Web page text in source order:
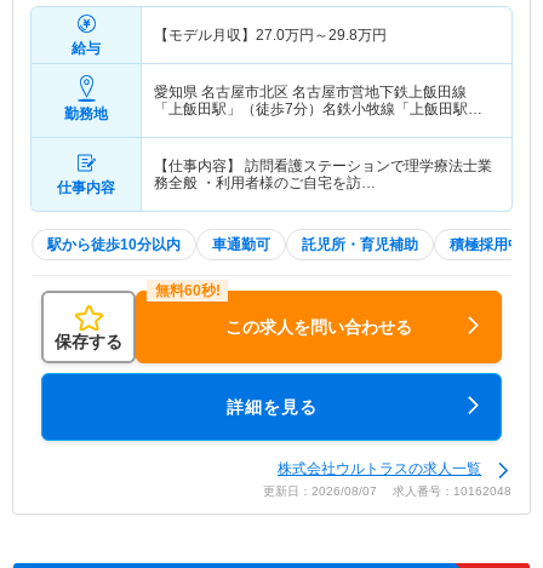
給与
【モデル月収】 27.0万円～29.8万円
勤務地
愛知県 名古屋市北区 名古屋市営地下鉄上飯田線
「上飯田駅」（徒歩7分）名鉄小牧線「上飯田駅」
仕事内容
【仕事内容】 訪問看護ステーションで理学療法士業
務全般 ・利用者様のご自宅を訪…
駅から徒歩10分以内 車通勤可 託児所・育児補助 積極採用中
保存する
この求人を問い合わせる
詳細を見る
株式会社ウルトラスの求人一覧
更新日：2026/08/07 求人番号：10162048